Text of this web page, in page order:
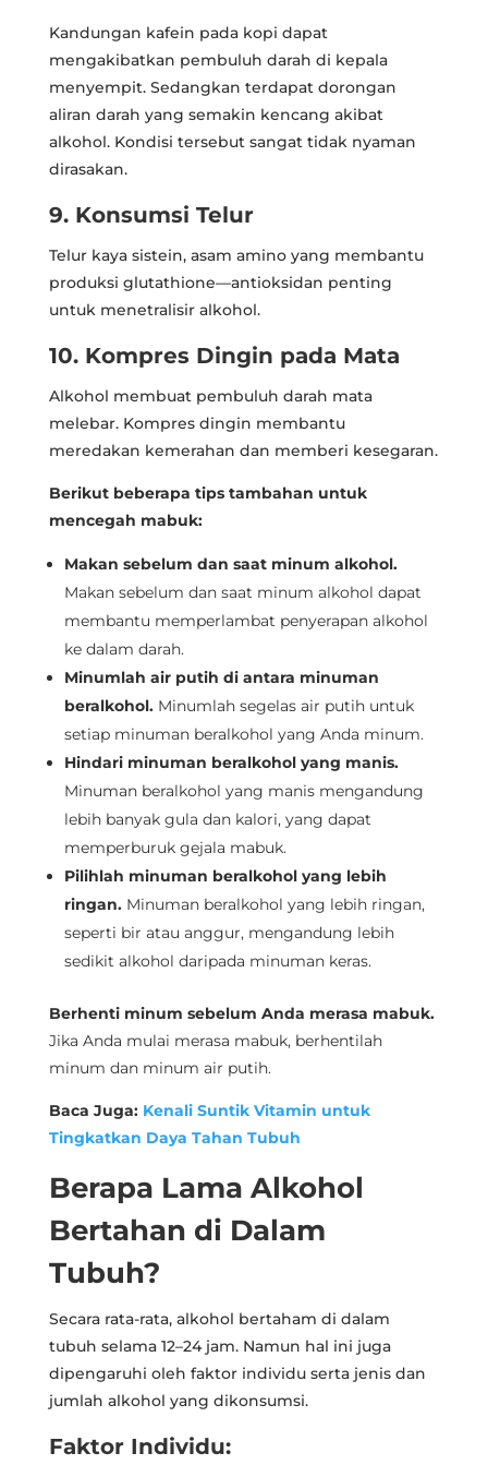
Kandungan kafein pada kopi dapat
mengakibatkan pembuluh darah di kepala
menyempit. Sedangkan terdapat dorongan
aliran darah yang semakin kencang akibat
alkohol. Kondisi tersebut sangat tidak nyaman
dirasakan.
9. Konsumsi Telur
Telur kaya sistein, asam amino yang membantu
produksi glutathione—antioksidan penting
untuk menetralisir alkohol.
10. Kompres Dingin pada Mata
Alkohol membuat pembuluh darah mata
melebar. Kompres dingin membantu
meredakan kemerahan dan memberi kesegaran.
Berikut beberapa tips tambahan untuk
mencegah mabuk:
Makan sebelum dan saat minum alkohol.
Makan sebelum dan saat minum alkohol dapat
membantu memperlambat penyerapan alkohol
ke dalam darah.
Minumlah air putih di antara minuman
beralkohol.Minumlah segelas air putih untuk
setiap minuman beralkohol yang Anda minum.
Hindari minuman beralkohol yang manis.
Minuman beralkohol yang manis mengandung
lebih banyak gula dan kalori, yang dapat
memperburuk gejala mabuk.
Pilihlah minuman beralkohol yang lebih
ringan.Minuman beralkohol yang lebih ringan,
seperti bir atau anggur, mengandung lebih
sedikit alkohol daripada minuman keras.
Berhenti minum sebelum Anda merasa mabuk.
Jika Anda mulai merasa mabuk, berhentilah
minum dan minum air putih.
Baca Juga: Kenali Suntik Vitamin untuk
Tingkatkan Daya Tahan Tubuh
Berapa Lama Alkohol
Bertahan di Dalam
Tubuh?
Secara rata-rata, alkohol bertaham di dalam
tubuh selama 12–24 jam. Namun hal ini juga
dipengaruhi oleh faktor individu serta jenis dan
jumlah alkohol yang dikonsumsi.
Faktor Individu: